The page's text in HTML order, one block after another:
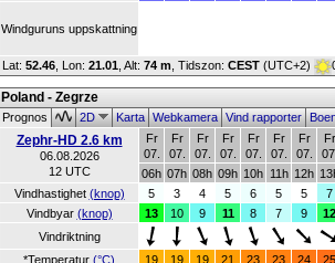
Windguruns uppskattning
Lat: 52.46 , Lon: 21.01 Alt: 74 m , Tidszon: CEST (UTC+2)
Poland - Zegrze
Prognos 2D KartaWebkameraVind rapporter
Zephr-HD 2.6 km
06.08.2026
12 UTC
Fr
07.
Fr
07.
Fr
07.
Fr
07.
Fr
07.
Fr
07.
Fr
07.
Fr
06h 07h 08h 09h 10h 11h 12h
Vindhastighet (knop) 5 3 4 5 6 5 5
7
Vindbyar (knop) 13 10 9 11 8 7 9
12
Vindriktning
*Temperatur (°C) 19 19 19 21 23 23 24 25